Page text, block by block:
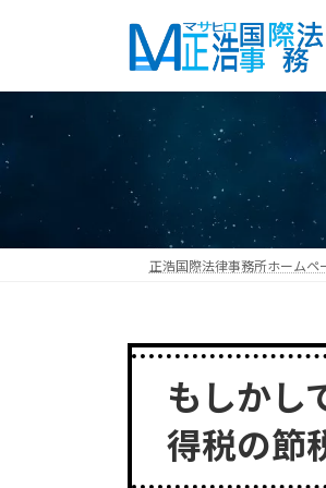
ン
へ
ス
キ
プ
ー
ョ
ン
に
動
正浩国際法律事務所ホームペ
もしかし
得税の節